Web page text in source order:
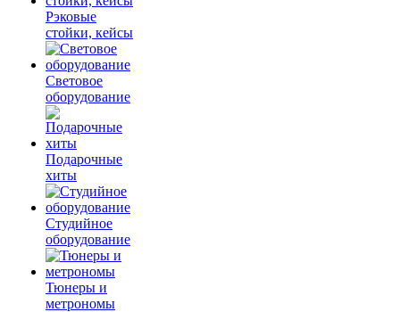
Рэковые
стойки, кейсы
Световое
оборудование
Подарочные
хиты
Студийное
оборудование
Тюнеры и
метрономы